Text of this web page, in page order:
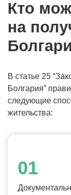
Кто
на
В статье 25
Болгария”
следующие
жительства: